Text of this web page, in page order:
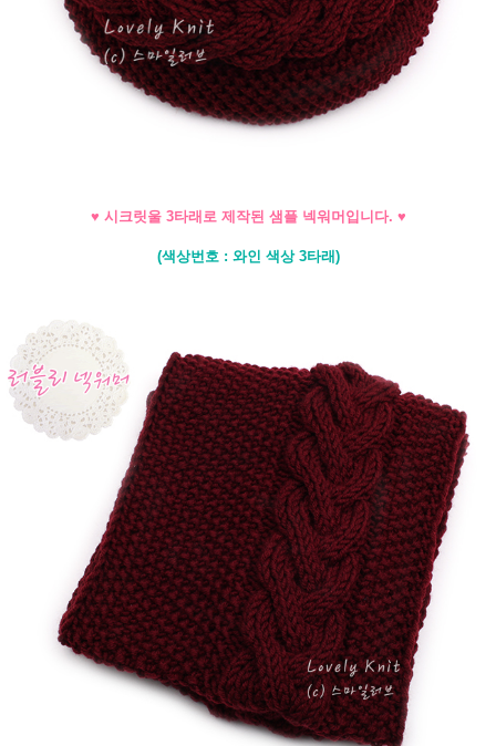
♥ 시크릿울 3타래로 제작된 샘플 넥워머입니다. ♥
(색상번호 : 와인 색상 3타래)